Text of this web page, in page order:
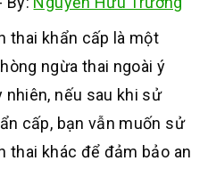
thai khẩn cấp là một
ngừa thai ngoài ý
nhiên, nếu sau khi sử
cấp, bạn vẫn muốn sử
thai khác để đảm bảo an